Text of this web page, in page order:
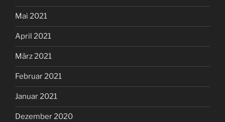
Mai 2021
April 2021
März 2021
Februar 2021
Januar 2021
Dezember 2020